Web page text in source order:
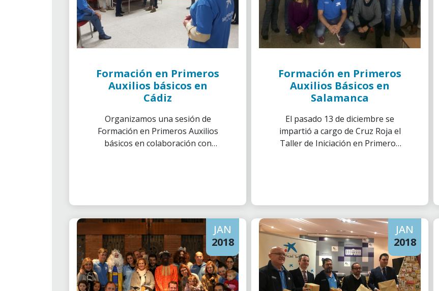
Formación en Primeros
Auxilios básicos en
Cádiz
Organizamos una sesión de
Formación en Primeros Auxilios
básicos en colaboración con
Formación en Primeros
Auxilios Básicos en
Salamanca
El pasado 13 de diciembre se
impartió a cargo de Cruz Roja el
Taller de Iniciación en Primeros
JAN
2018
JAN
2018